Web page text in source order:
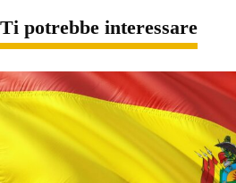
Ti potrebbe interessare